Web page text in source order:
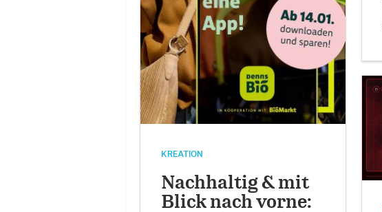
KREATION
Nachhaltig & mit
Blick nach vorne: